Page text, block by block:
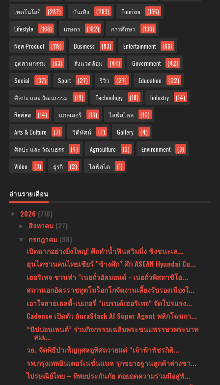
เทคโนโลยี (287) บันเทิง (283) Tourism (195)
Lifestyle (168) เกษตร (162) การศึกษา (136)
New Product (119) Business (93) Entertainment (66)
อุตสาหกรรม (63) สิ่งแวดล้อม (44) Government (42)
Social (37) Sport (27) รีวิว (27) Education (22)
ศิลปะ และ วัฒนธรรม (19) Technology (18) Industry (14)
Review (14) แกลเลอรี (13) ไลฟ์สไตล (10)
Arts & Culture (7) วิดีทัศน์ (7) Gallery (4)
ศิลปะ และ วัฒนธรร (4) Agriculture (3) Environment (3)
Video (3) ธุรกิ (2) ไลฟ์สไต (1)
อ่านรายเดือน
▼ 2026 (718)
► สิงหาคม (27)
▼ กรกฎาคม (98)
เปิดฉากอย่างยิ่งใหญ่! ศึกดำน้ำฟินสวิมมิ่ง ชิงชนะเล...
ฮุนไดชวนคนไทยเชียร์ "ช้างศึก" ศึก ASEAN Hyundai Cu...
เฮอริเทจ ชวนทำ "เนยถั่วอัลมอนด์ - เนยถั่วพิสทาชิโอ...
สถานเอกอัครราชทูตโมร็อกโกจัดงานเลี้ยงรับรองเนื่องใ...
เอาใจสายเฮลตี้-เบเกอรี่ "แบรนด์เฮอริเทจ" จัดโปรแรง...
Cadence เปิดตัว AuraStack AI Super Agent พลิกโฉมกา...
“นิปปอนเพนต์” ร่วมกิจกรรมเฉลิมพระชนมพรรษาพระบาท
สมเ...
วธ. จัดพิธีบำเพ็ญกุศลอุทิศถวายแด่ “เจ้าฟ้าพัชรกิติ...
รพ.กรุงเทพอินเตอร์เนชั่นแนล รุกขยายฐานลูกค้าต่างชา...
ไปรษณีย์ไทย – ทิพยประกันภัย ต่อยอดความร่วมมือสู่พั...